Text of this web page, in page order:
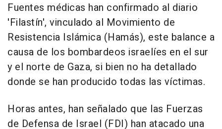
Fuentes médicas han confirmado al diario
'Filastín', vinculado al Movimiento de
Resistencia Islámica (Hamás), este balance a
causa de los bombardeos israelíes en el sur
y el norte de Gaza, si bien no ha detallado
donde se han producido todas las víctimas.
Horas antes, han señalado que las Fuerzas
de Defensa de Israel (FDI) han atacado una